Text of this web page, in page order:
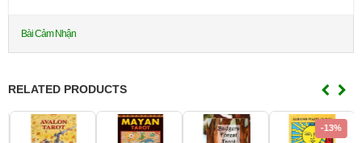
Bài Cảm Nhận
RELATED PRODUCTS
-13%